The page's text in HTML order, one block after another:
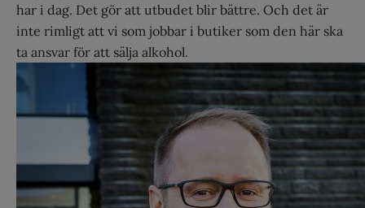
har i dag. Det gör att utbudet blir bättre. Och det är
inte rimligt att vi som jobbar i butiker som den här ska
ta ansvar för att sälja alkohol.